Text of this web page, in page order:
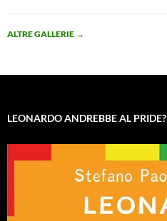
ALTRE GALLERIE →
LEONARDO ANDREBBE AL PRIDE?